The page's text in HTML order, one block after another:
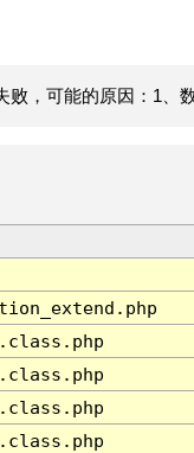
，可能的原因：1、